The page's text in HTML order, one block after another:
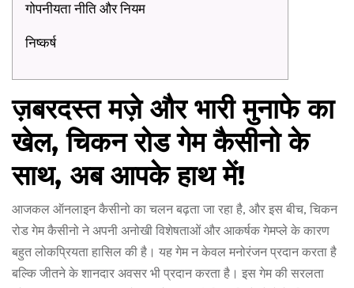
गोपनीयता नीति और नियम
निष्कर्ष
ज़बरदस्त मज़े और भारी मुनाफे का
खेल, चिकन रोड गेम कैसीनो के
साथ, अब आपके हाथ में!
आजकल ऑनलाइन कैसीनो का चलन बढ़ता जा रहा है, और इस बीच, चिकन
रोड गेम कैसीनो ने अपनी अनोखी विशेषताओं और आकर्षक गेमप्ले के कारण
बहुत लोकप्रियता हासिल की है। यह गेम न केवल मनोरंजन प्रदान करता है
बल्कि जीतने के शानदार अवसर भी प्रदान करता है। इस गेम की सरलता